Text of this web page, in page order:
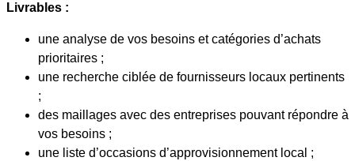
Livrables :
une analyse de vos besoins et catégories d’achats
prioritaires ;
une recherche ciblée de fournisseurs locaux pertinents
;
des maillages avec des entreprises pouvant répondre à
vos besoins ;
une liste d’occasions d’approvisionnement local ;